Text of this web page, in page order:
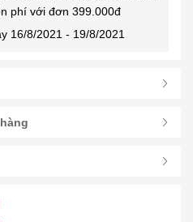
phí với đơn 399.000đ
16/8/2021 - 19/8/2021